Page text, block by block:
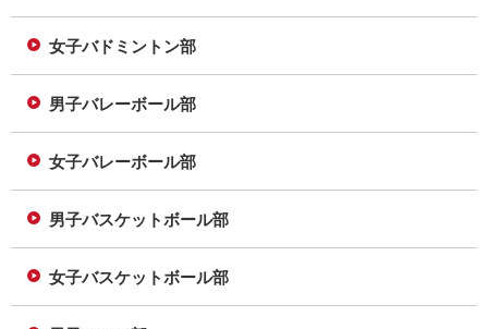
女子バドミントン部
男子バレーボール部
女子バレーボール部
男子バスケットボール部
女子バスケットボール部